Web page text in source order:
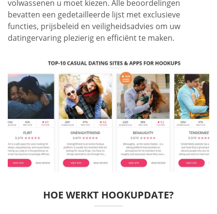
volwassenen u moet kiezen. Alle beoordelingen
bevatten een gedetailleerde lijst met exclusieve
functies, prijsbeleid en veiligheidsadvies om uw
datingervaring plezierig en efficiënt te maken.
HOE WERKT HOOKUPDATE?